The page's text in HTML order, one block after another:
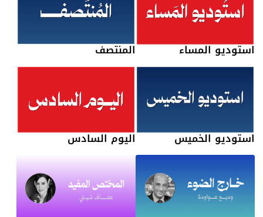
استوديو المساء المنتصف
استوديو الخميس اليوم السادس